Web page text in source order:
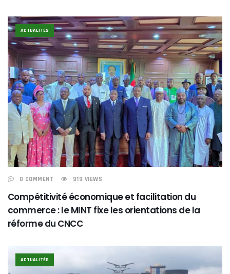
ACTUALITÉS
0 COMMENT 919 VIEWS
Compétitivité économique et facilitation du
commerce : le MINT fixe les orientations de la
réforme du CNCC
ACTUALITÉS